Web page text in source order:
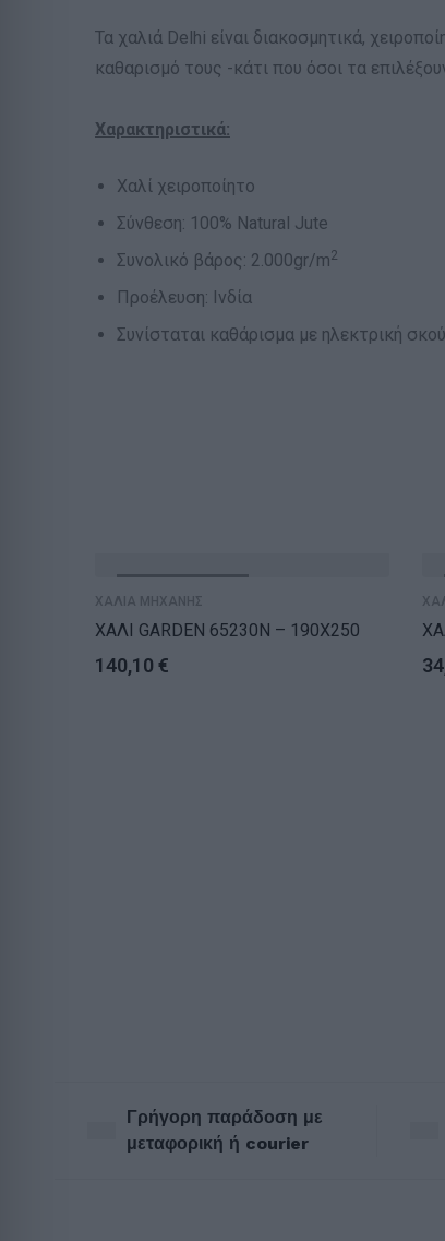
Τα χαλιά Delhi είναι διακοσμητικά,
καθαρισμό τους -κάτι που όσοι τα
Χαρακτηριστικά:
Χαλί χειροποίητο
Σύνθεση: 100% Natural Jute
Συνολικό βάρος: 2.000gr/m2
Προέλευση: Ινδία
Συνίσταται καθάρισμα με ηλεκτρική
ΧΑΛΙΑ ΜΗΧΑΝΗΣ
ΧΑΛΙ GARDEN 65230N – 190X250
140,10 €
Γρήγορη παράδοση με
μεταφορική ή courier